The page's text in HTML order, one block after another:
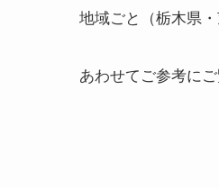
地域ごと（栃木県
あわせてご参考にご